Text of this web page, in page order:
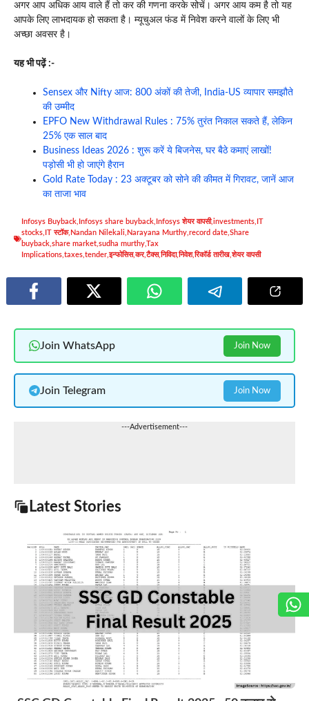
अगर आप अधिक आय वाले हैं तो कर की गणना करके सोचें। अगर आय कम है तो यह
आपके लिए लाभदायक हो सकता है। म्यूचुअल फंड में निवेश करने वालों के लिए भी
अच्छा अवसर है।
यह भी पढ़ें :-
Sensex और Nifty आज: 800 अंकों की तेजी, India-US व्यापार समझौते
की उम्मीद
EPFO New Withdrawal Rules : 75% तुरंत निकाल सकते हैं, लेकिन
25% एक साल बाद
Business Ideas 2026 : शुरू करें ये बिजनेस, घर बैठे कमाएं लाखों!
पड़ोसी भी हो जाएंगे हैरान
Gold Rate Today : 23 अक्टूबर को सोने की कीमत में गिरावट, जानें आज
का ताजा भाव
Infosys Buyback Infosys share buyback Infosys शेयर वापसी,investments IT
stocks IT स्टॉक, Nandan Nilekali Narayana Murthy record date Share
buyback share market sudha murthyTax
Implications taxes tender,इन्फोसिस,कर,टैक्स,निविदा,निवेश,रिकॉर्ड तारीख,शेयर वापसी
Join WhatsApp Join Now
Join Telegram Join Now
---Advertisement---
Latest Stories